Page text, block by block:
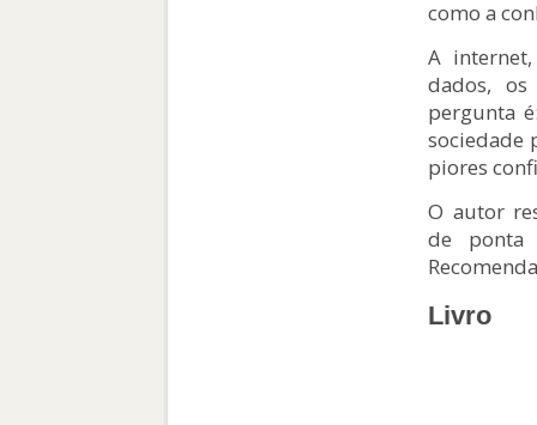
como a
A
dados,
pergunta
sociedade
piores
O autor
de ponta
Livro